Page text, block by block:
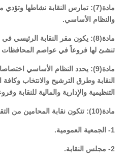
مادة(7): تمارس النقابة نشاطها
والنظام الأساسي.
مادة(8): يكون مقر النقابة
تنشئ لها فروعاً في عواصم المحافظات
مادة(9): يحدد النظام الأساسي
النقابة وطرق الترشيح والانتخاب وكافة
التنظيمية والإدارية والمالية للنقابة
مادة(10): تتكون نقابة المحامين من التقسيمات التالية:-
1- الجمعية العمومية.
2- مجلس النقابة.